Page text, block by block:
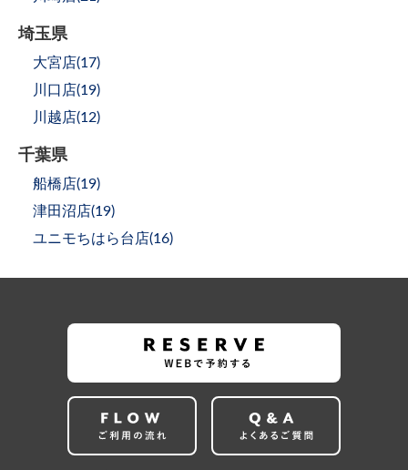
埼玉県
大宮店(17)
川口店(19)
川越店(12)
千葉県
船橋店(19)
津田沼店(19)
ユニモちはら台店(16)